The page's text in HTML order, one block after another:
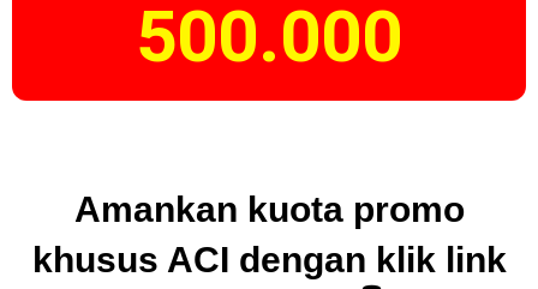
500.000
Amankan kuota promo
khusus ACI dengan klik link